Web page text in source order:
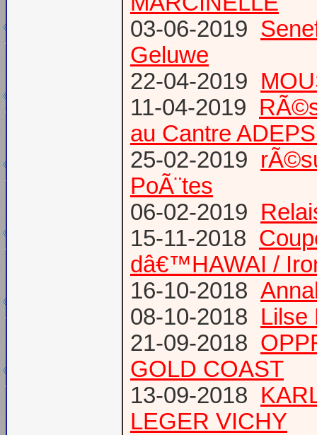
03-06-2019
Geluwe
22-04-2019
11-04-2019
au Cantre
25-02-2019
PoÃ¨tes
06-02-2019
15-11-2018
dâ€™HAWAI /
16-10-2018
08-10-2018 Lilse
21-09-2018
GOLD COAST
13-09-2018
LEGER VICHY